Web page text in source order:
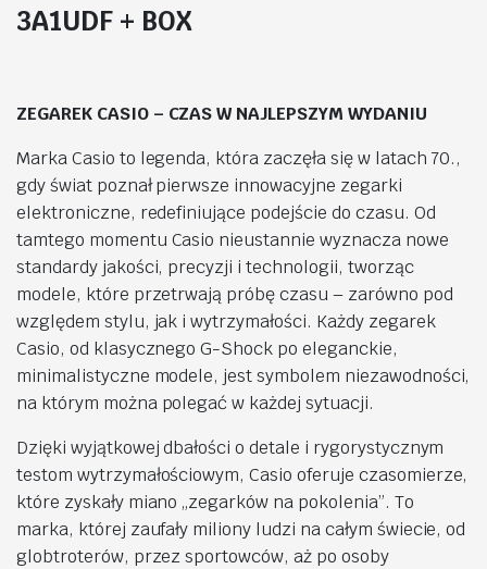
3A1UDF + BOX
ZEGAREK CASIO – CZAS W NAJLEPSZYM WYDANIU
Marka Casio to legenda, która zaczęła się w latach 70.,
gdy świat poznał pierwsze innowacyjne zegarki
elektroniczne, redefiniujące podejście do czasu. Od
tamtego momentu Casio nieustannie wyznacza nowe
standardy jakości, precyzji i technologii, tworząc
modele, które przetrwają próbę czasu – zarówno pod
względem stylu, jak i wytrzymałości. Każdy zegarek
Casio, od klasycznego G-Shock po eleganckie,
minimalistyczne modele, jest symbolem niezawodności,
na którym można polegać w każdej sytuacji.
Dzięki wyjątkowej dbałości o detale i rygorystycznym
testom wytrzymałościowym, Casio oferuje czasomierze,
które zyskały miano „zegarków na pokolenia”. To
marka, której zaufały miliony ludzi na całym świecie, od
globtroterów, przez sportowców, aż po osoby